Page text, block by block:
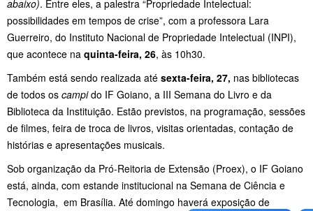
abaixo). Entre eles, a palestra “Propriedade Intelectual:
possibilidades em tempos de crise”, com a professora Lara
Guerreiro, do Instituto Nacional de Propriedade Intelectual (INPI),
que acontece na quinta-feira, 26, às 10h30.
Também está sendo realizada até sexta-feira, 27, nas bibliotecas
de todos os campido IF Goiano, a III Semana do Livro e da
Biblioteca da Instituição. Estão previstos, na programação, sessões
de filmes, feira de troca de livros, visitas orientadas, contação de
histórias e apresentações musicais.
Sob organização da Pró-Reitoria de Extensão (Proex), o IF Goiano
está, ainda, com estande institucional na Semana de Ciência e
Tecnologia, em Brasília. Até domingo haverá exposição de